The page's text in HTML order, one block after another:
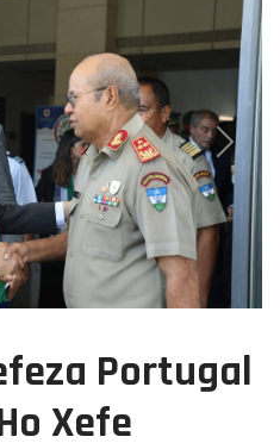
Next
Portugal
Xefe